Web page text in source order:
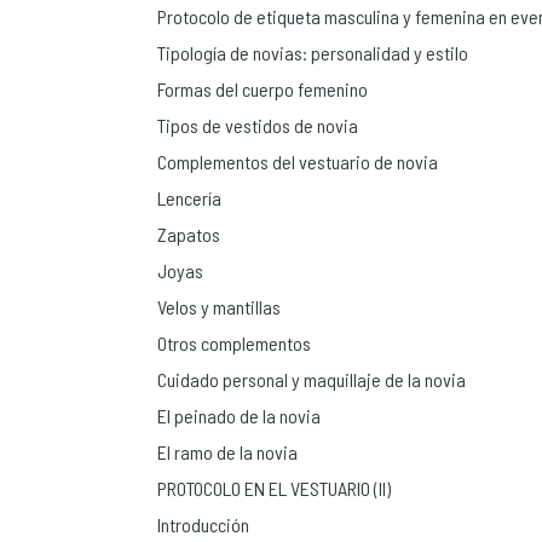
Protocolo de etiqueta masculina y femenina en
Tipología de novias: personalidad y estilo
Formas del cuerpo femenino
Tipos de vestidos de novia
Complementos del vestuario de novia
Lencería
Zapatos
Joyas
Velos y mantillas
Otros complementos
Cuidado personal y maquillaje de la novia
El peinado de la novia
El ramo de la novia
PROTOCOLO EN EL VESTUARIO (II)
Introducción